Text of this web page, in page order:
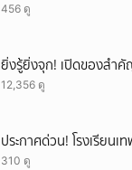
456 ดู
ยิ่งรู้ยิ่งจุก! เปิดของสำคั
12,356 ดู
ประกาศด่วน! โรงเรียน
310 ดู